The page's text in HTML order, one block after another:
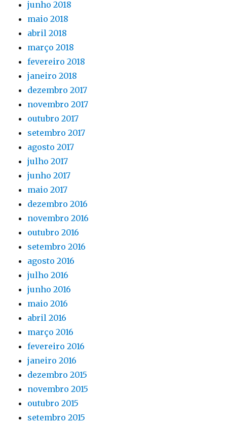
junho 2018
maio 2018
abril 2018
março 2018
fevereiro 2018
janeiro 2018
dezembro 2017
novembro 2017
outubro 2017
setembro 2017
agosto 2017
julho 2017
junho 2017
maio 2017
dezembro 2016
novembro 2016
outubro 2016
setembro 2016
agosto 2016
julho 2016
junho 2016
maio 2016
abril 2016
março 2016
fevereiro 2016
janeiro 2016
dezembro 2015
novembro 2015
outubro 2015
setembro 2015